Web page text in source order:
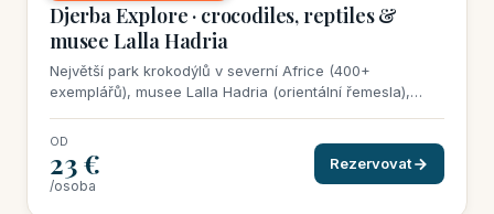
Djerba Explore · crocodiles, reptiles &
musee Lalla Hadria
Největší park krokodýlů v severní Africe (400+
exemplářů), musee Lalla Hadria (orientální řemesla),
OD
23 €
/osoba
Rezervovat